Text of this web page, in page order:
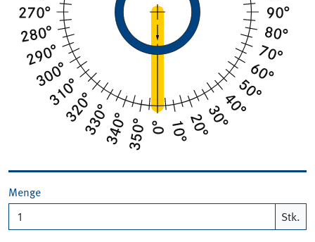
Menge
Stk.